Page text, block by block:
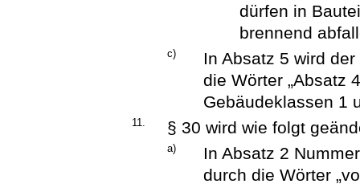
dürfen in
brennend
c)
In Absatz 5 wird
die Wörter „Absatz
Gebäudeklassen 1
11. § 30 wird wie folgt
a)
In Absatz 2
durch die Wörter